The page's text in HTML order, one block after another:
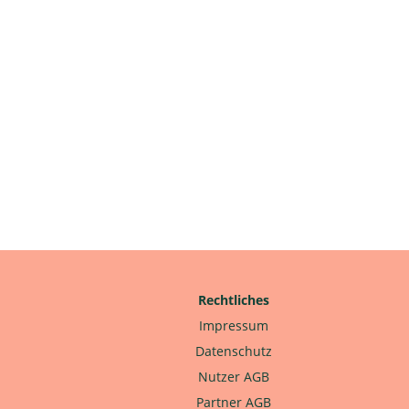
Rechtliches
Impressum
Datenschutz
Nutzer AGB
Partner AGB